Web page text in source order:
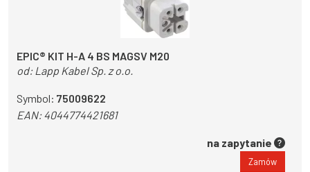
EPIC® KIT H-A 4 BS MAGSV M20
od: Lapp Kabel Sp. z o.o.
Symbol: 75009622
EAN:4044774421681
na zapytanie
Zamów